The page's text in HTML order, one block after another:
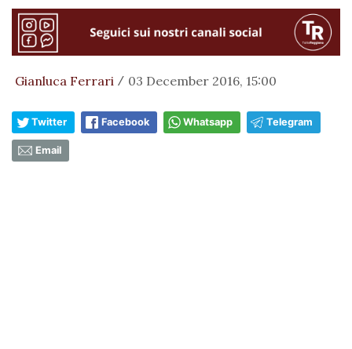
Gianluca Ferrari / 03 December 2016, 15:00
Twitter Facebook Whatsapp Telegram
Email